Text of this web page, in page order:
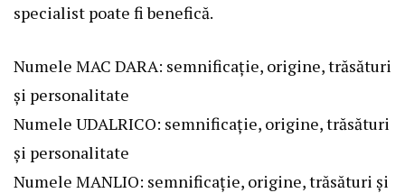
specialist poate fi benefică.
Numele MAC DARA: semnificație, origine, trăsături
și personalitate
Numele UDALRICO: semnificație, origine, trăsături
și personalitate
Numele MANLIO: semnificație, origine, trăsături și